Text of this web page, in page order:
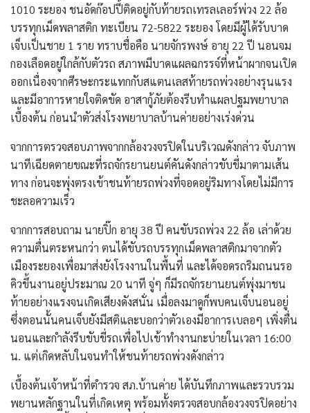
1010 ระยอง ชนอัดก๊อปปี้ติดอยู่กับท้ายรถเทรลเลอร์พ่วง 22 ล้อ
บรรทุกเม็ดพลาสติก ทะเบียน 72-5822 ระยอง โดยมีผู้ได้รับบาด
เจ็บเป็นชาย 1 ราย ทราบชื่อคือ นายจักรพงษ์ อายุ 22 ปี นอนจม
กองเลือดอยู่ใกล้กับตัวรถ สภาพมีบาดแผลฉกรรจ์ที่หน้าผากจนเปิด
ออกเนื่องจากศีรษะกระแทกกับสแตนเลสท้ายรถพ่วงอย่างรุนแรง
และมีอาการหายใจติดขัด อาสากู้ภัยต้องรีบทำแผลปฐมพยาบาล
เบื้องต้น ก่อนนำตัวส่งโรงพยาบาลบ้านค่ายอย่างเร่งด่วน
​จากการตรวจสอบภาพจากกล้องวงจรปิดในบริเวณดังกล่าว จับภาพ
นาทีเฉียดตายขณะที่รถจักรยานยนต์คันดังกล่าวขับขี่มาตามเส้น
ทาง ก่อนจะพุ่งตรงเข้าชนท้ายรถพ่วงที่จอดอยู่ริมทางโดยไม่มีการ
ชะลอความเร็ว
​จากการสอบถาม นายปิ๊ก อายุ 38 ปี คนขับรถพ่วง 22 ล้อ เล่าด้วย
ความตื่นตระหนกว่า ตนได้ขับรถบรรทุกเม็ดพลาสติกมาจากตัว
เมืองระยองเพื่อมาส่งยังโรงงานในพื้นที่ และได้จอดรถริมถนนรอ
คิวขึ้นงานอยู่ประมาณ 20 นาที จู่ๆ ก็มีรถจักรยานยนต์พุ่งมาชน
ท้ายอย่างแรงจนเกิดเสียงดังสนั่น เมื่อลงมาดูก็พบคนเจ็บนอนอยู่
ซึ่งตอนนั้นคนเจ็บยังมีสติและบอกว่าตัวเองมีอาการเบลอๆ เพิ่งตื่น
นอนและกำลังรีบขับขี่รถเพื่อไปเข้าทำงานกะบ่ายในเวลา 16:00
น. แต่เกิดหลับในจนทำให้ชนท้ายรถพ่วงดังกล่าว
​เบื้องต้นเจ้าหน้าที่ตำรวจ สภ.บ้านค่าย ได้บันทึกภาพและรวบรวม
พยานหลักฐานในที่เกิดเหตุ พร้อมทั้งตรวจสอบกล้องวงจรปิดอย่าง